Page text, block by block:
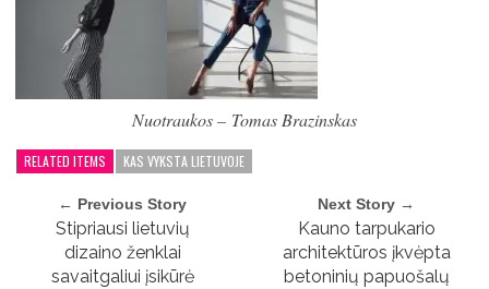
Nuotraukos – ​Tomas Brazinskas
RELATED ITEMS KAS VYKSTA LIETUVOJE
← Previous Story
Stipriausi lietuvių
dizaino ženklai
savaitgaliui įsikūrė
Next Story →
Kauno tarpukario
architektūros įkvėpta
betoninių papuošalų